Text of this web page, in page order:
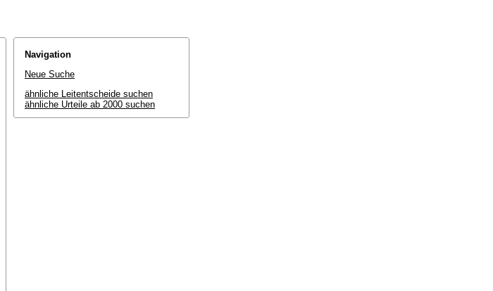
Navigation
Neue Suche
ähnliche Leitentscheide suchen
ähnliche Urteile ab 2000 suchen